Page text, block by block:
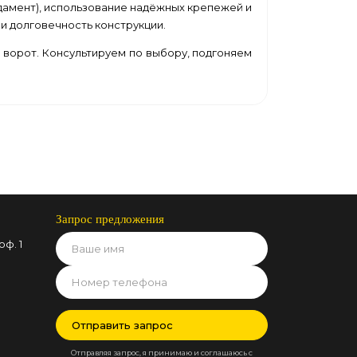
использование надёжных крепежей и
долговечность конструкции.
Консультируем по выбору, подгоняем
1
Запрос предложения
Отправляя запрос, я принимаю и соглашаюсь с